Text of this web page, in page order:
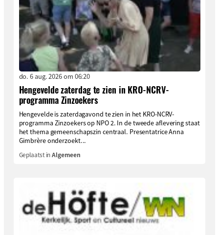
do. 6 aug. 2026 om 06:20
Hengevelde zaterdag te zien in KRO-NCRV-
programma Zinzoekers
Hengevelde is zaterdagavond te zien in het KRO-NCRV-
programma Zinzoekers op NPO 2. In de tweede aflevering staat
het thema gemeenschapszin centraal. Presentatrice Anna
Gimbrère onderzoekt...
Geplaatst inAlgemeen